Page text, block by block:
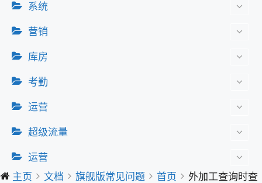
系统
营销
库房
考勤
运营
超级流量
运营
主页
文档 旗舰版常见问题 首页
外加工查询时查